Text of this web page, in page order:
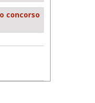
concorso